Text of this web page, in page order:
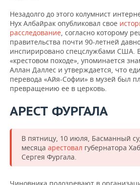
Незадолго до этого колумнист
Нух Албайрак опубликовал свое
расследование , согласно которому
правительства почти 90-летней
инспирировано спецслужбами США. В
«крестовом походе», упоминается
Аллан Даллес и утверждается, что
перевода «Айя-Софии» в музей был
превращению ее в церковь.
АРЕСТ ФУРГАЛА
В пятницу, 10 июля, Басманный
месяца арестовал губернатора
Сергея Фургала.